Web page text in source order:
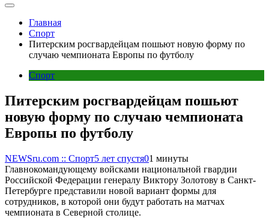
Главная
Спорт
Питерским росгвардейцам пошьют новую форму по
случаю чемпионата Европы по футболу
Спорт
Питерским росгвардейцам пошьют
новую форму по случаю чемпионата
Европы по футболу
NEWSru.com :: Спорт5 лет спустя01 минуты
Главнокомандующему войсками национальной гвардии
Российской Федерации генералу Виктору Золотову в Санкт-
Петербурге представили новой вариант формы для
сотрудников, в которой они будут работать на матчах
чемпионата в Северной столице.